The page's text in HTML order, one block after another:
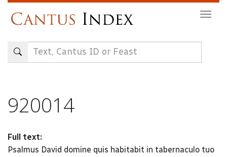
content
920014
Full text:
Psalmus David domine quis habitabit in tabernaculo tuo